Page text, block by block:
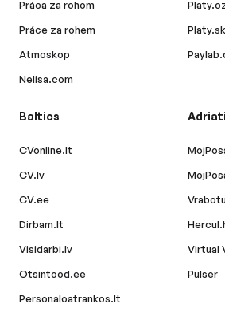
Práca za rohom
Práce za rohem
Atmoskop
Nelisa.com
Platy.sk
Baltics
CVonline.lt
CV.lv
CV.ee
Dirbam.lt
Visidarbi.lv
Otsintood.ee
Personaloatrankos.lt
Virtual
Pulser